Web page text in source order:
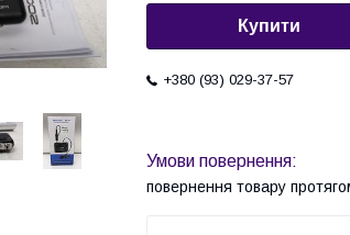
Купити
+380 (93) 029-37-57
повернення товару